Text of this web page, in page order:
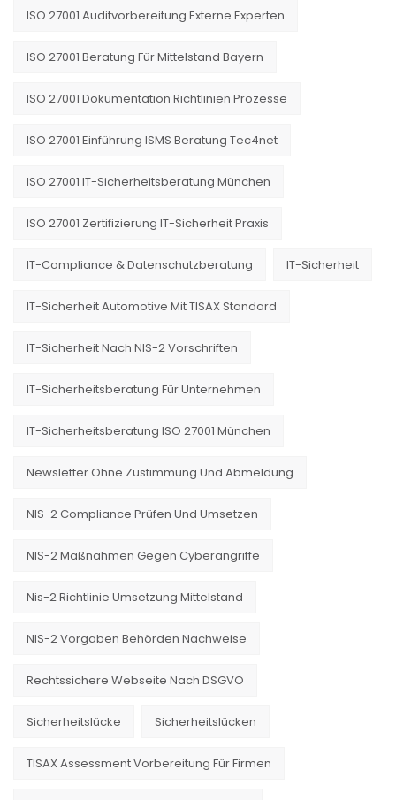
ISO 27001 Auditvorbereitung Externe Experten
ISO 27001 Beratung Für Mittelstand Bayern
ISO 27001 Dokumentation Richtlinien Prozesse
ISO 27001 Einführung ISMS Beratung Tec4net
ISO 27001 IT-Sicherheitsberatung München
ISO 27001 Zertifizierung IT-Sicherheit Praxis
IT-Compliance & Datenschutzberatung IT-Sicherheit
IT-Sicherheit Automotive Mit TISAX Standard
IT-Sicherheit Nach NIS-2 Vorschriften
IT-Sicherheitsberatung Für Unternehmen
IT-Sicherheitsberatung ISO 27001 München
Newsletter Ohne Zustimmung Und Abmeldung
NIS-2 Compliance Prüfen Und Umsetzen
NIS-2 Maßnahmen Gegen Cyberangriffe
Nis-2 Richtlinie Umsetzung Mittelstand
NIS-2 Vorgaben Behörden Nachweise
Rechtssichere Webseite Nach DSGVO
Sicherheitslücke Sicherheitslücken
TISAX Assessment Vorbereitung Für Firmen